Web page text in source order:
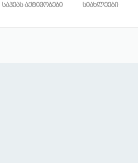
საჰეას აქტივობები სიახლეები